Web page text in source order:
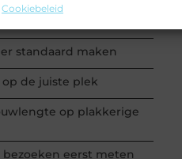
Cookiebeleidkiezen voor
standaard maken
de juiste plek
op plakkerige
eerst meten